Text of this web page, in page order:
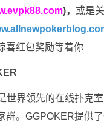
)， 或是
喜红包奖励等着你
世界领先的在线扑克
群。GGPOKER提供